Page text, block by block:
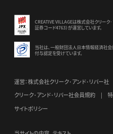
CREATIVE VILLAGEは株式会社クリーク
証券コード4763）が運営しています。
当社は、一般財団法人日本情報経済社会
付与認定を受けています。
運営：株式会社クリーク･アンド･リバー社
クリーク･アンド･リバー社会員規約
サイトポリシー